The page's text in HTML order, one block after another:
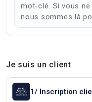
mot‑clé. Si vous
nous sommes là
Je suis un client
1/ Inscription